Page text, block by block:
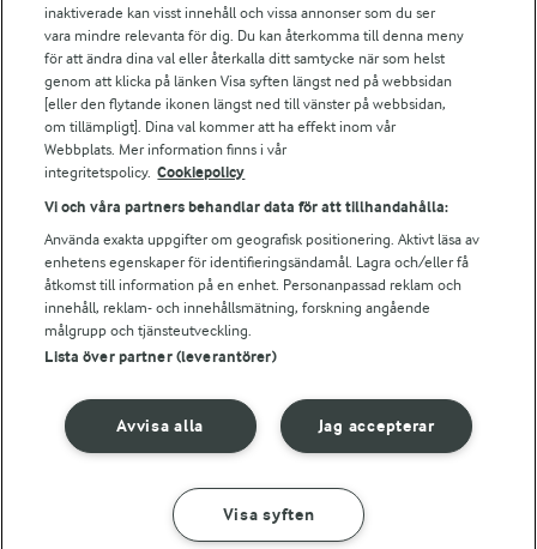
GÖR SÅ HÄR INGREDIENSER
Arla webbshop
Bildbank
Följ oss
© 2026 Arla Foods
Integritetspolicy
inaktiverade kan visst innehåll och vissa annonser som du ser
vara mindre relevanta för dig. Du kan återkomma till denna meny
för att ändra dina val eller återkalla ditt samtycke när som helst
genom att klicka på länken Visa syften längst ned på webbsidan
[eller den flytande ikonen längst ned till vänster på webbsidan,
om tillämpligt]. Dina val kommer att ha effekt inom vår
Webbplats. Mer information finns i vår
integritetspolicy. Cookiepolicy
Vi och våra partners behandlar data för att tillhandahålla:
Använda exakta uppgifter om geografisk positionering. Aktivt läsa av
enhetens egenskaper för identifieringsändamål. Lagra och/eller få
åtkomst till information på en enhet. Personanpassad reklam och
innehåll, reklam- och innehållsmätning, forskning angående
målgrupp och tjänsteutveckling.
Lista över partner (leverantörer)
Jag accepterar
Avvisa alla
Visa syften